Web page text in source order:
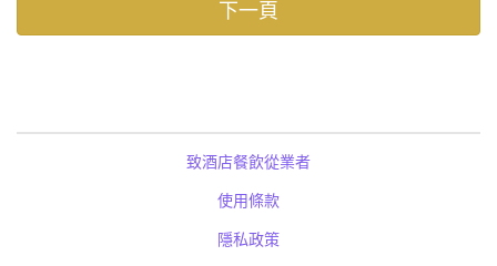
致酒店餐飲從業者
使用條款
隱私政策